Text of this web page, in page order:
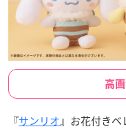
高
『サンリオ』お花付きベ